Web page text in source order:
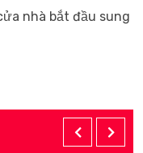
nhà bắt đầu sung